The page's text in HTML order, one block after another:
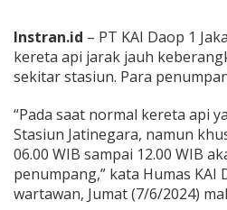
d
i
J
a
i
e
g
a
r
Instran.id – PT KAI Daop 1
kereta api jarak jauh
sekitar stasiun. Para
“Pada saat normal kereta api
Stasiun Jatinegara, namun
06.00 WIB sampai 12.00 WIB
penumpang,” kata Humas
wartawan, Jumat (7/6/2024)